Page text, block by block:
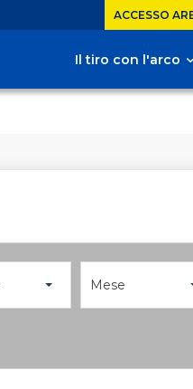
ACCESSO
Il tiro con l'arco
Mese